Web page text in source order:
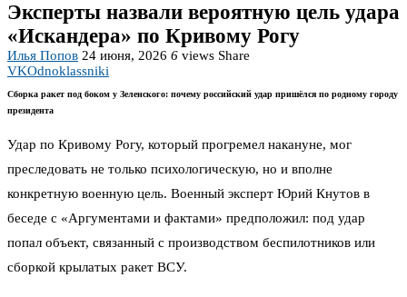
Эксперты назвали вероятную цель удара
«Искандера» по Кривому Рогу
Илья Попов 24 июня, 2026 6 views Share
VKOdnoklassniki
Сборка ракет под боком у Зеленского: почему российский удар пришёлся по родному городу
президента
Удар по Кривому Рогу, который прогремел накануне, мог
преследовать не только психологическую, но и вполне
конкретную военную цель. Военный эксперт Юрий Кнутов в
беседе с «Аргументами и фактами» предположил: под удар
попал объект, связанный с производством беспилотников или
сборкой крылатых ракет ВСУ.